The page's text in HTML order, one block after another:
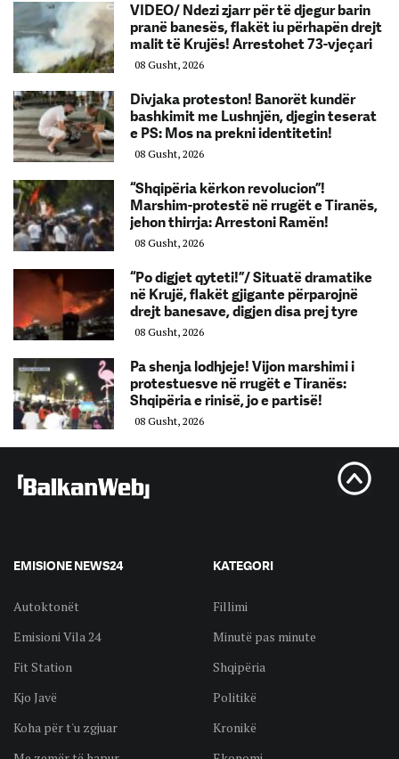
VIDEO/ Ndezi zjarr për të djegur barin
pranë banesës, flakët iu përhapën drejt
malit të Krujës! Arrestohet 73-vjeçari
08 Gusht, 2026
Divjaka proteston! Banorët kundër
bashkimit me Lushnjën, djegin teserat
e PS: Mos na prekni identitetin!
08 Gusht, 2026
“Shqipëria kërkon revolucion”!
Marshim-protestë në rrugët e Tiranës,
jehon thirrja: Arrestoni Ramën!
08 Gusht, 2026
“Po digjet qyteti!”/ Situatë dramatike
në Krujë, flakët gjigante përparojnë
drejt banesave, digjen disa prej tyre
08 Gusht, 2026
Pa shenja lodhjeje! Vijon marshimi i
protestuesve në rrugët e Tiranës:
Shqipëria e rinisë, jo e partisë!
08 Gusht, 2026
EMISIONE NEWS24
Autoktonët
Emisioni Vila 24
Fit Station
Kjo Javë
Koha për t'u zgjuar
KATEGORI
Fillimi
Minutë pas minute
Shqipëria
Politikë
Kronikë